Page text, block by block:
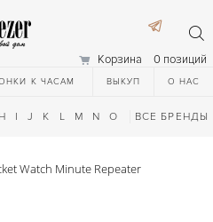
Корзина 0 позиций
К ЧАСАМ ВЫКУП О НАС
H I J K L M N O Q R S T
ВСЕ БРЕНДЫ
Watch Minute Repeater